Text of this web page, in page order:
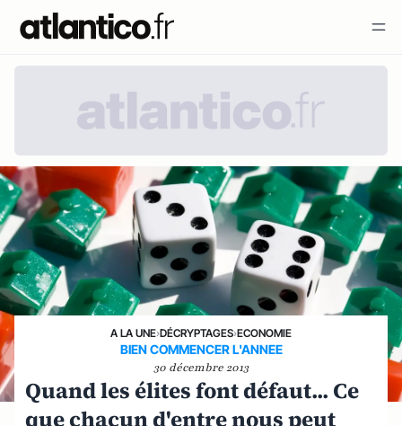
A LA UNE›DÉCRYPTAGES›ECONOMIE
BIEN COMMENCER L'ANNEE
30 décembre 2013
Quand les élites font défaut... Ce
que chacun d'entre nous peut